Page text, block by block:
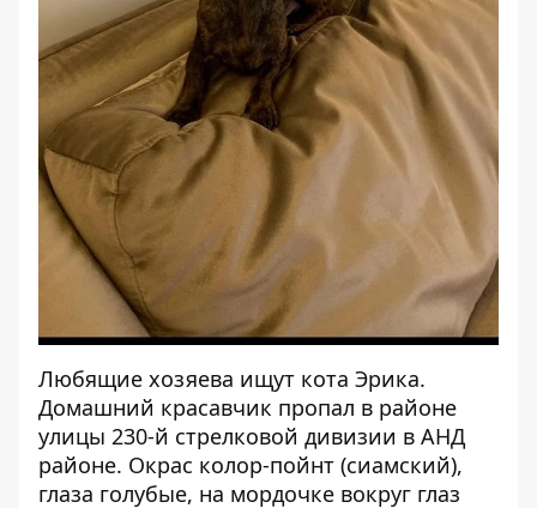
Любящие хозяева ищут кота Эрика.
Домашний красавчик пропал в районе
улицы 230-й стрелковой дивизии в АНД
районе. Окрас колор-пойнт (сиамский),
глаза голубые, на мордочке вокруг глаз